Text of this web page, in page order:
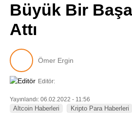
Büyük Bir
Attı
Ömer Ergin
Editör:
Yayınlandı: 06.02.2022 - 11:56
Altcoin Haberleri Kripto Para Haberleri